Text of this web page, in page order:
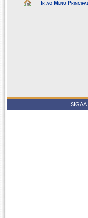
Ir ao Menu Principal
SIGAA